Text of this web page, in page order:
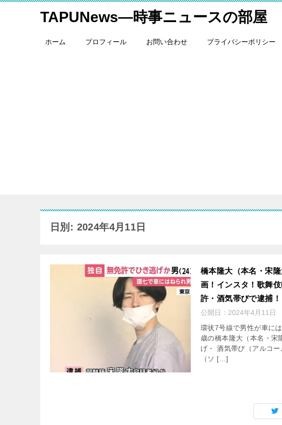
TAPUNews―時事ニュースの部屋
ホーム プロフィール お問い合わせ プライバシーポリシー
日別: 2024年4月11日
橋本隆大（本名・宋
画！インスタ！歌舞
許・酒気帯びで逮捕！
公開日： 2024年4月11日
環状7号線で男性が車に
歳の橋本隆大（本名・宋
げ・ 酒気帯び（アルコ
（ソ […]